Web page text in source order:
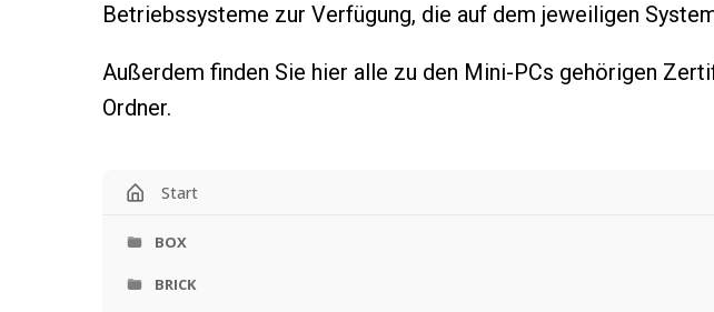
Betriebssysteme zur Verfügung, die auf dem jeweiligen
Außerdem finden Sie hier alle zu den Mini-PCs gehörigen
Ordner.
Start
BOX
BRICK